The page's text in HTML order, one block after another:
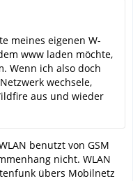
meines eigenen W-
www laden möchte,
Wenn ich also doch
wechsele,
aus und wieder
benutzt von GSM
nicht. WLAN
übers Mobilnetz